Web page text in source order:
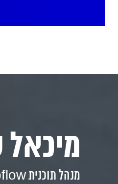
מיכאל
מנהל תוכנית webflow